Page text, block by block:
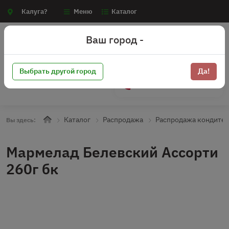
Калуга? Меню Каталог
Вы здесь: Каталог Распродажа Распродажа
Мармелад Белевский Ассорти
260г бк
Ваш город -
Выбрать другой город Да!